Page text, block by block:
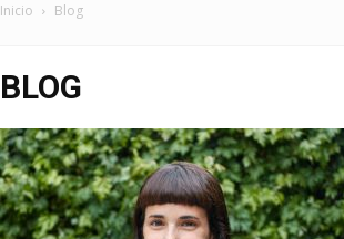
Inicio Blog
BLOG